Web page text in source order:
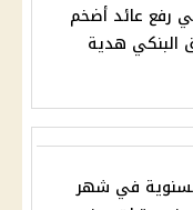
رفع عائد أضخم
البنكي هدية
في شهر